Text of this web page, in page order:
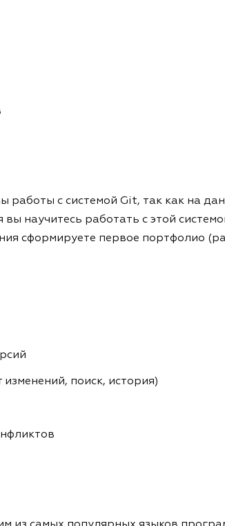
с системой Git, так как на
научитесь работать с этой
сформируете первое портфолио
поиск, история)